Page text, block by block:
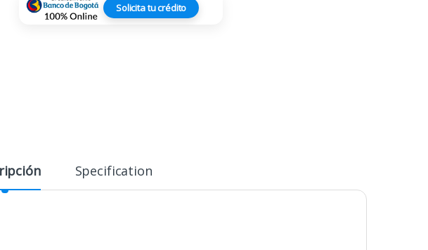
Solicita tu crédito
Specification